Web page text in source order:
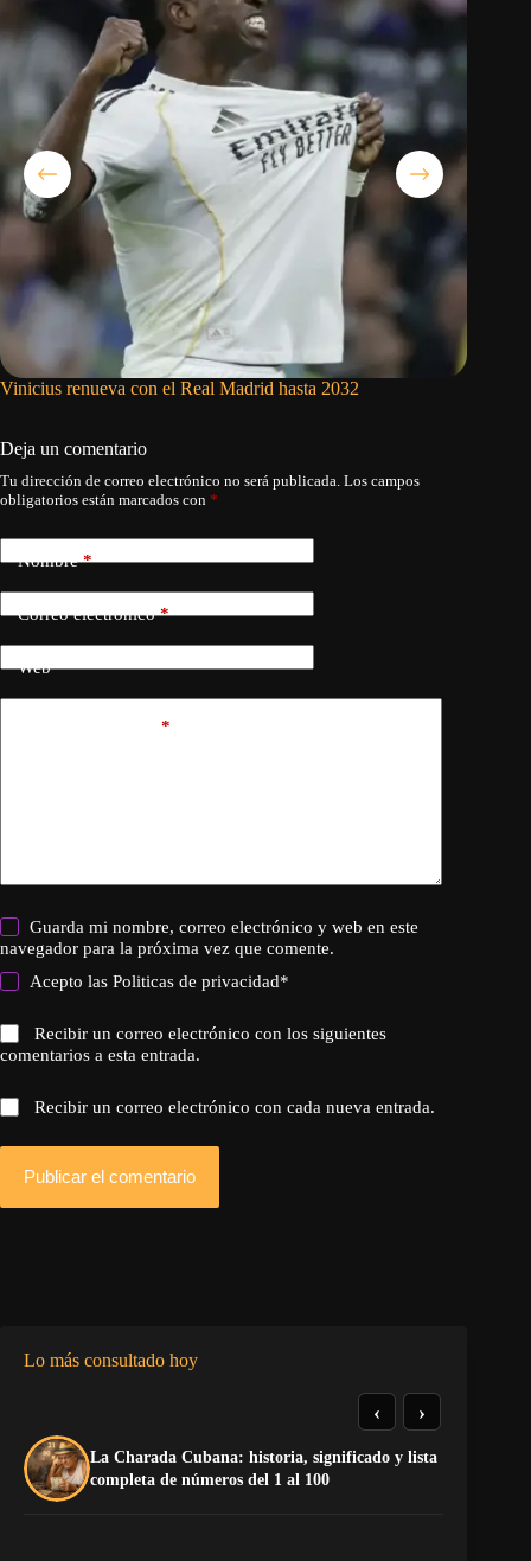
Vinicius renueva con el Real Madrid hasta 2032
Deja un comentario
Tu dirección de correo electrónico no será publicada. Los campos
obligatorios están marcados con *
Nombre*
Correo electrónico*
Web
*
Guarda mi nombre, correo electrónico y web en este
navegador para la próxima vez que comente.
Acepto lasPoliticas de privacidad*
Recibir un correo electrónico con los siguientes
comentarios a esta entrada.
Recibir un correo electrónico con cada nueva entrada.
Publicar el comentario
Lo más consultado hoy
La Charada Cubana: historia, significado y lista
completa de números del 1 al 100
‹ ›